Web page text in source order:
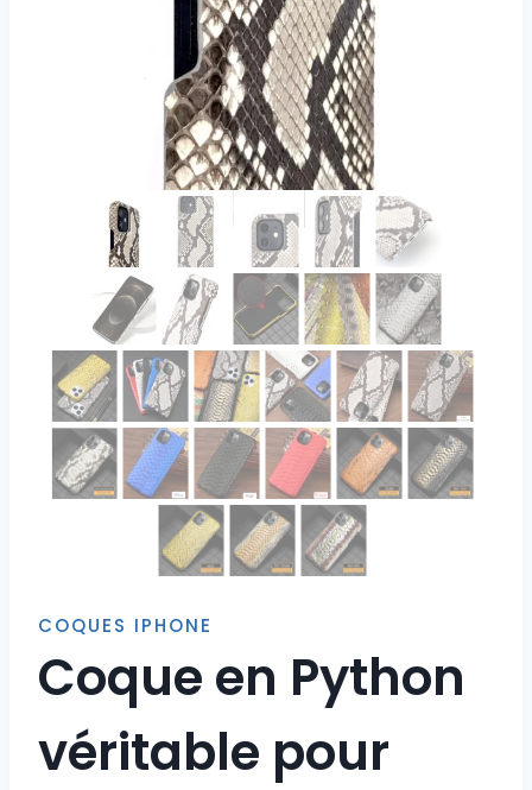
COQUES IPHONE
Coque en Python
véritable pour